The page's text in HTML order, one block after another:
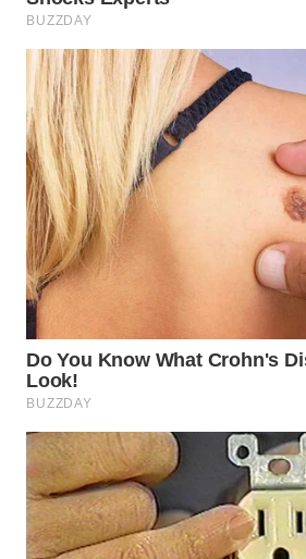
SAMOSIR
WN
PADANG
LAWAS
WN
SUMEDANG
WN
KEPULAUAN
WN
TANGERANG